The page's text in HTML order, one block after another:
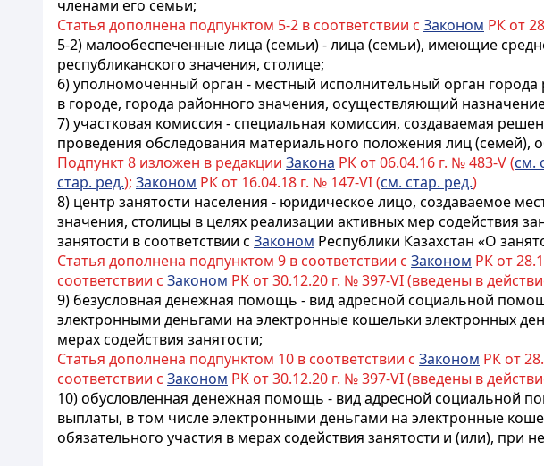
членами его семьи;
Статья дополнена подпунктом 5-2 в соответствии с Законом РК от
5-2) малообеспеченные лица (семьи) - лица (семьи), имеющие
республиканского значения, столице;
6) уполномоченный орган - местный исполнительный орган
в городе, города районного значения, осуществляющий
7) участковая комиссия - специальная комиссия, создаваемая
проведения обследования материального положения лиц
Подпункт 8 изложен в редакции Закона РК от 06.04.16 г. № 483-V (см.
стар. ред.); Законом РК от 16.04.18 г. № 147-VI (см. стар. ред.)
8) центр занятости населения - юридическое лицо, создаваемое
значения, столицы в целях реализации активных мер содействия
занятости в соответствии с Законом Республики Казахстан «О
Статья дополнена подпунктом 9 в соответствии с Законом РК от
соответствии с Законом РК от 30.12.20 г. № 397-VI (введены в
9) безусловная денежная помощь - вид адресной социальной
электронными деньгами на электронные кошельки электронных
мерах содействия занятости;
Статья дополнена подпунктом 10 в соответствии с Законом РК от
соответствии с Законом РК от 30.12.20 г. № 397-VI (введены в
10) обусловленная денежная помощь - вид адресной социальной
выплаты, в том числе электронными деньгами на электронные
обязательного участия в мерах содействия занятости и (или), при